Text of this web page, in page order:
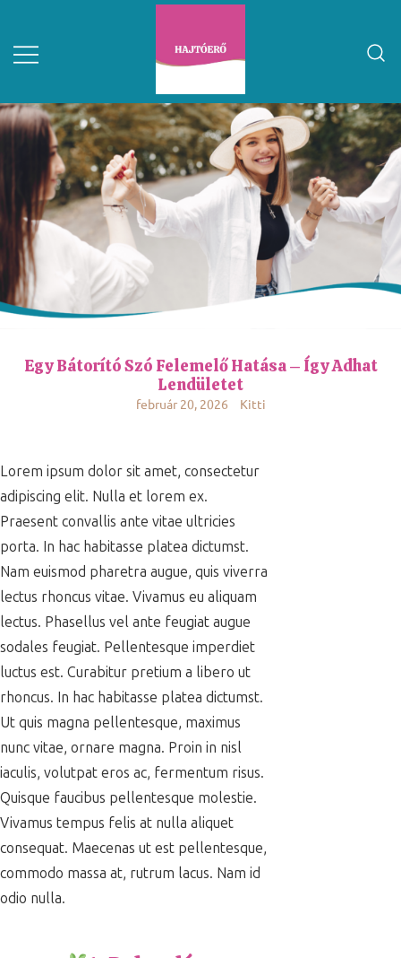
Egy Bátorító Szó Felemelő Hatása – Így Adhat
Lendületet
február 20, 2026 Kitti
Lorem ipsum dolor sit amet, consectetur
adipiscing elit. Nulla et lorem ex.
Praesent convallis ante vitae ultricies
porta. In hac habitasse platea dictumst.
Nam euismod pharetra augue, quis viverra
lectus rhoncus vitae. Vivamus eu aliquam
lectus. Phasellus vel ante feugiat augue
sodales feugiat. Pellentesque imperdiet
luctus est. Curabitur pretium a libero ut
rhoncus. In hac habitasse platea dictumst.
Ut quis magna pellentesque, maximus
nunc vitae, ornare magna. Proin in nisl
iaculis, volutpat eros ac, fermentum risus.
Quisque faucibus pellentesque molestie.
Vivamus tempus felis at nulla aliquet
consequat. Maecenas ut est pellentesque,
commodo massa at, rutrum lacus. Nam id
odio nulla.